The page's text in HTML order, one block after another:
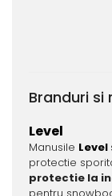
Branduri si
Level
Manusile Level
protectie
protectie la